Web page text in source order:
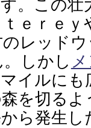
。この
ｅｒｅ
レッド
しかし
イルに
を切る
ら発生